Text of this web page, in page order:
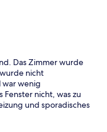
Das Zimmer wurde
nicht
war wenig
nicht, was zu
und sporadisches
unangenehmen